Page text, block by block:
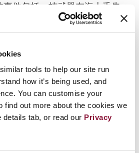
tools to help our site run
how it’s being used, and
You can customise your
find out more about the cookies we
tab, or read our Privacy
件包括：核武器在海上丢失、
翔的天鹅和云层反射的光线被误
训练磁带插入作战计算机，导
的核攻击。